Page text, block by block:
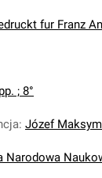
fur Franz
; 8°
: Józef
Narodowa